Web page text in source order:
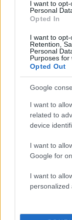
I want to
Personal
Opted In
I want to opt-
Retention,
Personal
Purposes for
Opted Out
Google
I want to
related to
device
I want to
Google for
I want to
personalized
Zeekr 7X